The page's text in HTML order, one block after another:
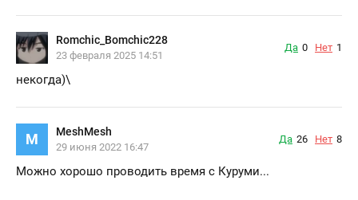
Romchic_Bomchic228
23 февраля 2025 14:51
Да 0 Нет 1
некогда)\
M MeshMesh
29 июня 2022 16:47
Да 26 Нет 8
Можно хорошо проводить время с Куруми...